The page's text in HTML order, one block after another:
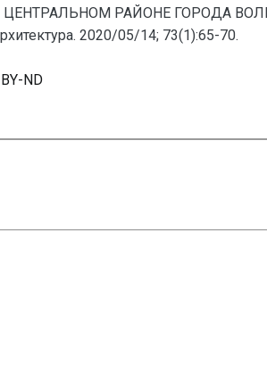
РАЙОНЕ ГОРОДА
2020/05/14; 73(1):65-70.
ND